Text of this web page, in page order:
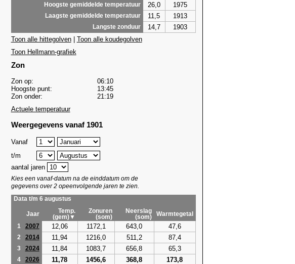
Hoogste gemiddelde temperatuur 26,0 1975
Laagste gemiddelde temperatuur 11,5 1913
Langste zonduur 14,7
1903
Toon alle hittegolven| Toon alle koudegolven
Toon Hellmann-grafiek
Zon
Zon op:
06:10
Hoogste punt:
13:45
Zon onder:
21:19
Actuele temperatuur
Weergegevens vanaf 1901
Vanaf
t/m
aantal jaren
Kies een vanaf-datum na de einddatum om de
gegevens over 2 opeenvolgende jaren te zien.
Data t/m 6 augustus
Jaar
Temp.
(gem)▼
Zonuren
(som)
Neerslag
(som)
Warmtegetal
1
2007 12,06 1172,1 643,0 47,6
2 2014 11,94 1216,0 511,2 87,4
3 2024 11,84 1083,7 656,8 65,3
4 2026 11,78 1456,6 368,8 173,8